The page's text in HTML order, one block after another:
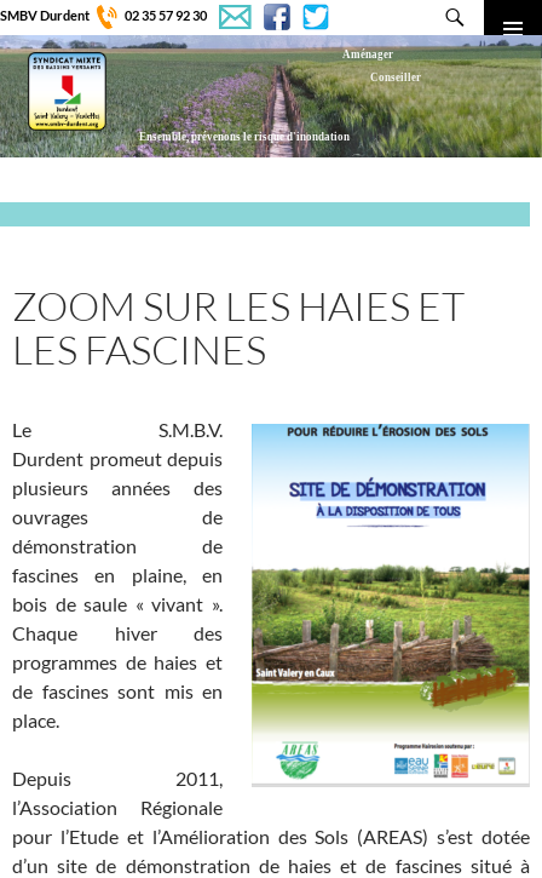
SMBV Durdent 02 35 57 92 30
Recherche
Ensemble, prévenons le risque d'inondation
Aménager
Conseiller
Transmettre
MENU
ALLER
AU
ZOOM SUR LES HAIES ET
LES FASCINES
Le S.M.B.V.
Durdent promeut depuis
plusieurs années des
ouvrages de
démonstration de
fascines en plaine, en
bois de saule « vivant ».
Chaque hiver des
programmes de haies et
de fascines sont mis en
place.
Depuis 2011,
l’Association Régionale
pour l’Etude et l’Amélioration des Sols (AREAS) s’est dotée
d’un site de démonstration de haies et de fascines situé à